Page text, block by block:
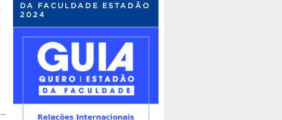
DA FACULDADE ESTADÃO
2024